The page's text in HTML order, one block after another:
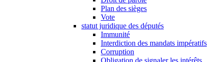
Plan des sièges
Vote
statut juridique des députés
Immunité
Interdiction des mandats impératifs
Corruption